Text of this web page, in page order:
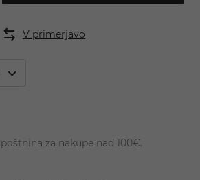
V primerjavo
za nakupe nad 100€.